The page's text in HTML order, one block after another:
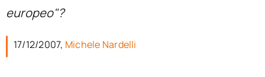
Cerca
europeo"?
17/12/2007, Michele Nardelli